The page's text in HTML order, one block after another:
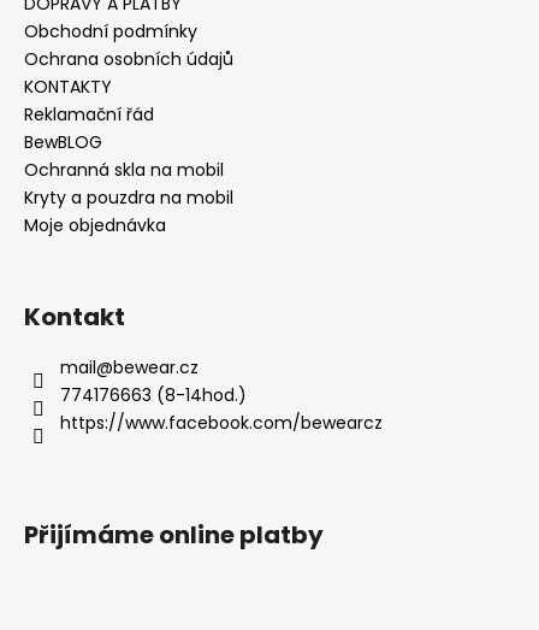
Obchodní podmínky
Ochrana osobních údajů
KONTAKTY
Reklamační řád
BewBLOG
Ochranná skla na mobil
Kryty a pouzdra na mobil
Moje objednávka
Kontakt
mail@bewear.cz
774176663 (8-14hod.)
https://www.facebook.com/bewearcz
Přijímáme online platby